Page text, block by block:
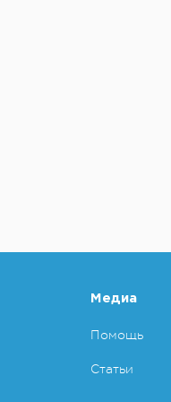
Медиа
Помощь
Статьи